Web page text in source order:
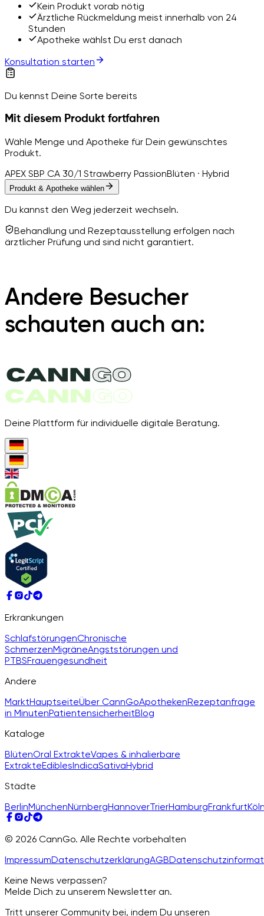
Kein Produkt vorab nötig
Ärztliche Rückmeldung meist innerhalb von 24
Stunden
Apotheke wählst Du erst danach
Konsultation starten
Du kennst Deine Sorte bereits
Mit diesem Produkt fortfahren
Wähle Menge und Apotheke für Dein gewünschtes
Produkt.
APEX SBP CA 30/1 Strawberry PassionBlüten · Hybrid
Produkt & Apotheke wählen
Du kannst den Weg jederzeit wechseln.
Behandlung und Rezeptausstellung erfolgen nach
ärztlicher Prüfung und sind nicht garantiert.
Andere Besucher
schauten auch an:
Deine Plattform für individuelle digitale Beratung.
Erkrankungen
SchlafstörungenChronische
SchmerzenMigräneAngststörungen und
PTBSFrauengesundheit
Andere
MarktHauptseiteÜber CannGoApothekenRezeptanfrage
in MinutenPatientensicherheitBlog
Kataloge
BlütenOral ExtrakteVapes & inhalierbare
ExtrakteEdiblesIndicaSativaHybrid
Städte
BerlinMünchenNürnbergHannoverTrierHamburgFrankfurt
© 2026 CannGo. Alle Rechte vorbehalten
ImpressumDatenschutzerklärungAGB
Keine News verpassen?
Melde Dich zu unserem Newsletter an.
Tritt unserer Community bei, indem Du unseren